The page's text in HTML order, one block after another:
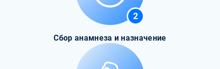
2
Сбор анамнеза и назначение